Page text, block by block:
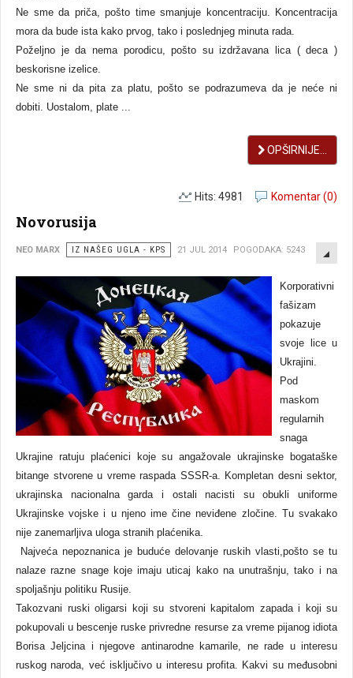
Ne sme da priča, pošto time smanjuje koncentraciju. Koncentracija
mora da bude ista kako prvog, tako i poslednjeg minuta rada.
Poželjno je da nema porodicu, pošto su izdržavana lica ( deca )
beskorisne izelice.
Ne sme ni da pita za platu, pošto se podrazumeva da je neće ni
dobiti. Uostalom, plate ...
OPŠIRNIJE...
Komentar (0)
Hits: 4981
Novorusija
NEO MARX IZ NAŠEG UGLA - KPS 21 JUL 2014 POGODAKA: 5243
Korporativni
fašizam
pokazuje
svoje lice u
Ukrajini.
Pod
maskom
regularnih
snaga
Ukrajine ratuju plaćenici koje su angažovale ukrajinske bogataške
bitange stvorene u vreme raspada SSSR-a. Kompletan desni sektor,
ukrajinska nacionalna garda i ostali nacisti su obukli uniforme
Ukrajinske vojske i u njeno ime čine neviđene zločine. Tu svakako
nije zanemarljiva uloga stranih plaćenika.
Najveća nepoznanica je buduće delovanje ruskih vlasti,pošto se tu
nalaze razne snage koje imaju uticaj kako na unutrašnju, tako i na
spoljašnju politiku Rusije.
Takozvani ruski oligarsi koji su stvoreni kapitalom zapada i koji su
pokupovali u bescenje ruske privredne resurse za vreme pijanog idiota
Borisa Jeljcina i njegove antinarodne kamarile, ne rade u interesu
ruskog naroda, već isključivo u interesu profita. Kakvi su međusobni